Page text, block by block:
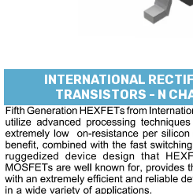
INTERNATIONAL
TRANSISTORS - N